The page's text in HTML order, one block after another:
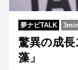
夢ナビTALK 3min
驚異の成
藻」